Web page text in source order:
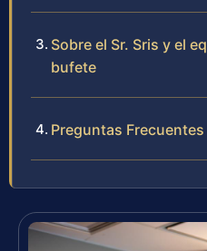
Sobre el Sr. Sris y el
bufete
Preguntas Frecuentes